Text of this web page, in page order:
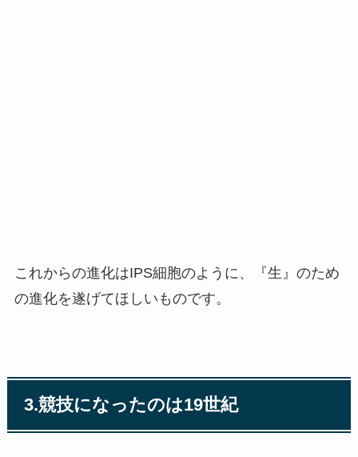
これからの進化はIPS細胞のように、『生』のため
の進化を遂げてほしいものです。
3.競技になったのは19世紀